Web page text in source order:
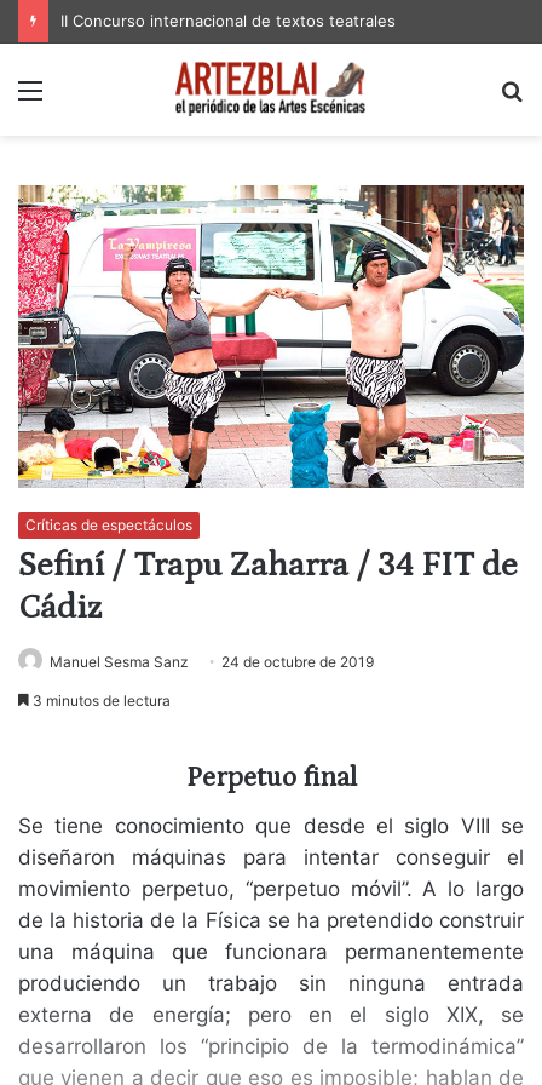
II Concurso internacional de textos teatrales
Menú
Críticas de espectáculos
Sefiní / Trapu Zaharra / 34 FIT de
Cádiz
Manuel Sesma Sanz 24 de octubre de 2019
3 minutos de lectura
Perpetuo final
Se tiene conocimiento que desde el siglo VIII se
diseñaron máquinas para intentar conseguir el
movimiento perpetuo, “perpetuo móvil”. A lo largo
de la historia de la Física se ha pretendido construir
una máquina que funcionara permanentemente
produciendo un trabajo sin ninguna entrada
externa de energía; pero en el siglo XIX, se
desarrollaron los “principio de la termodinámica”
que vienen a decir que eso es imposible; hablan de